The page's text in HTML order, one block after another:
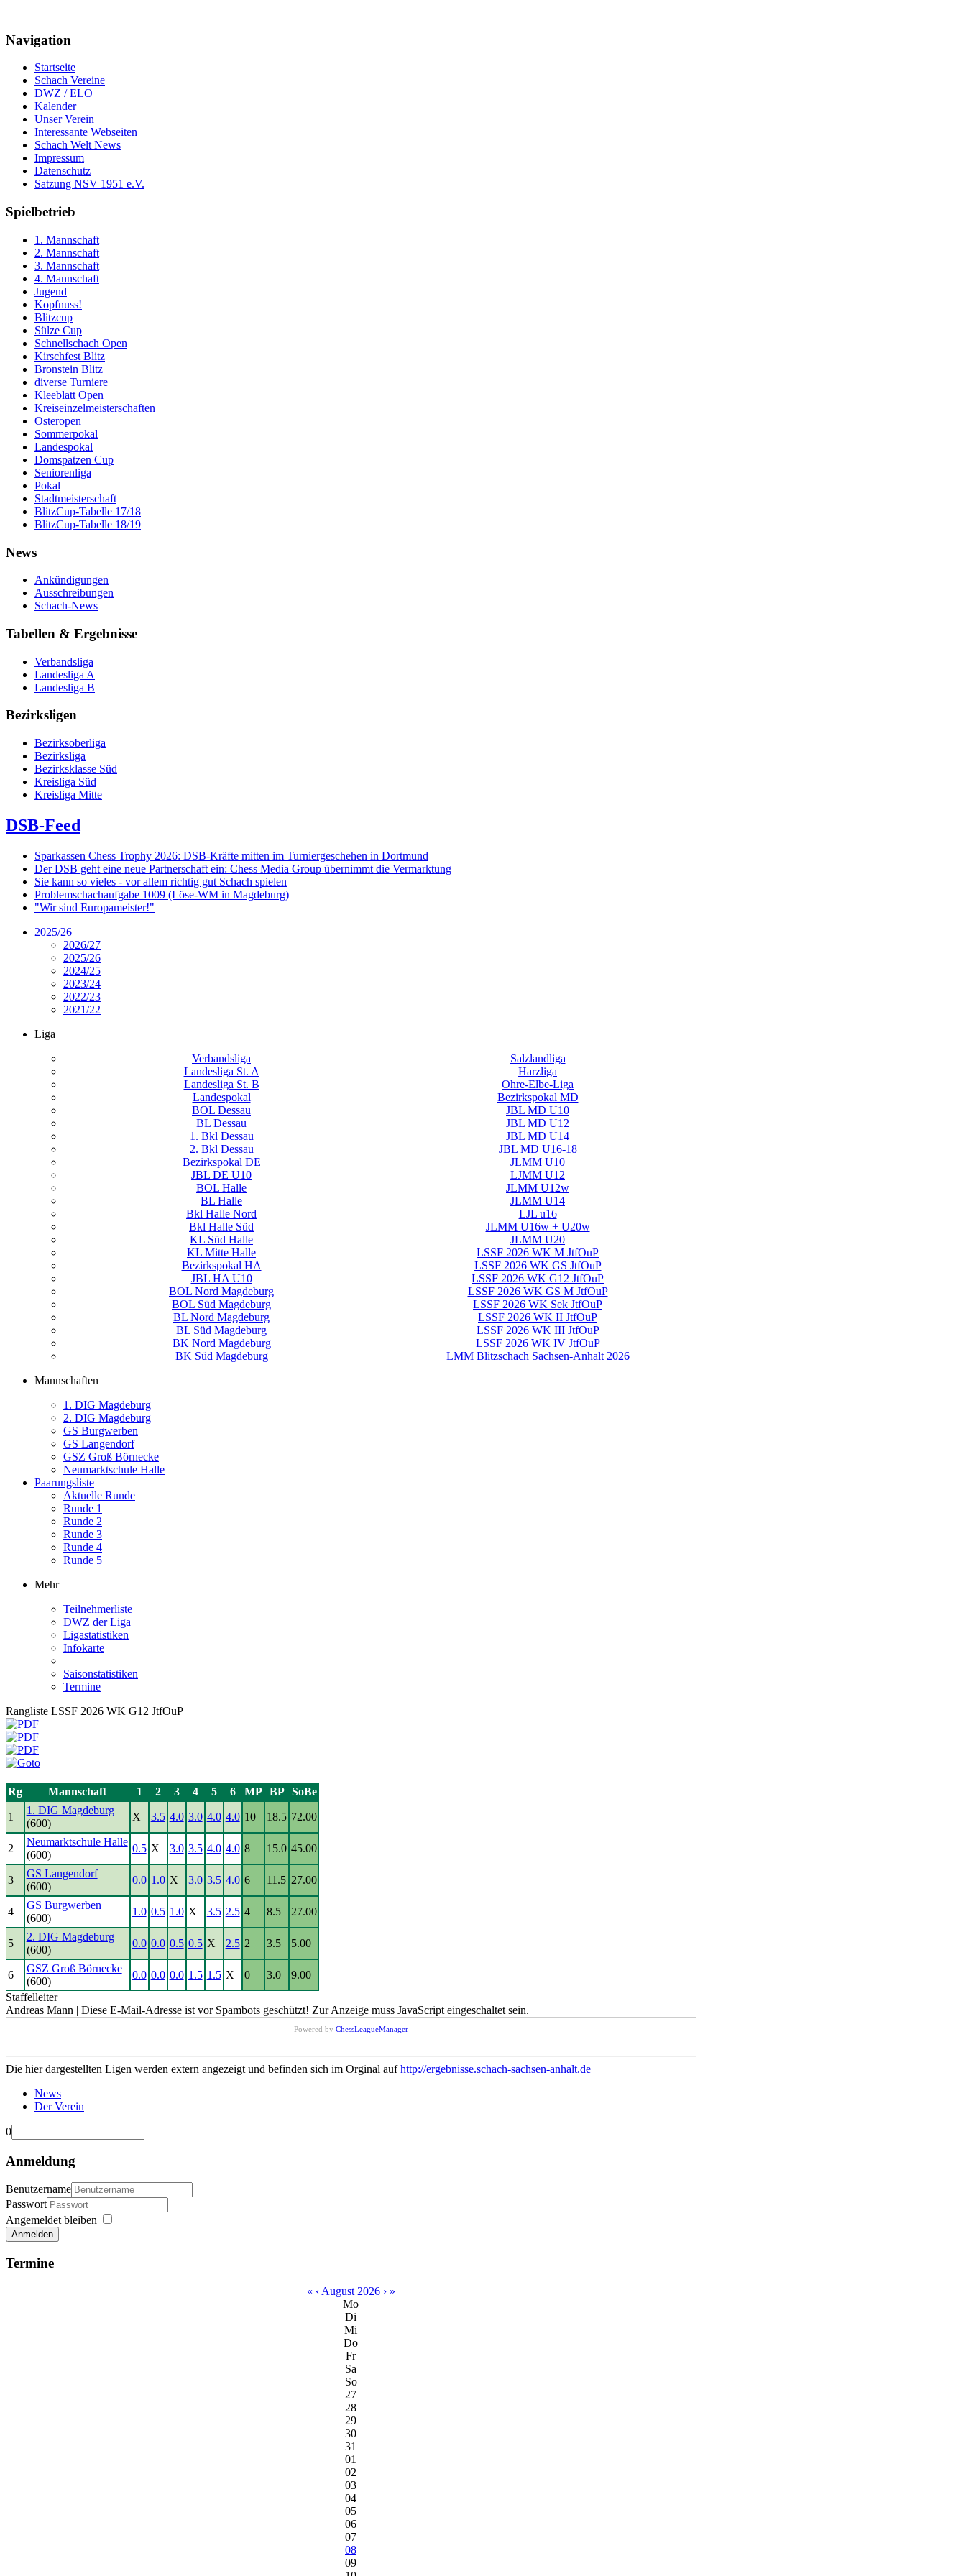
Navigation
Startseite
Schach Vereine
DWZ / ELO
Kalender
Unser Verein
Interessante Webseiten
Schach Welt News
Impressum
Datenschutz
Satzung NSV 1951 e.V.
Spielbetrieb
1. Mannschaft
2. Mannschaft
3. Mannschaft
4. Mannschaft
Jugend
Kopfnuss!
Blitzcup
Sülze Cup
Schnellschach Open
Kirschfest Blitz
Bronstein Blitz
diverse Turniere
Kleeblatt Open
Kreiseinzelmeisterschaften
Osteropen
Sommerpokal
Landespokal
Domspatzen Cup
Seniorenliga
Pokal
Stadtmeisterschaft
BlitzCup-Tabelle 17/18
BlitzCup-Tabelle 18/19
News
Ankündigungen
Ausschreibungen
Schach-News
Tabellen & Ergebnisse
Verbandsliga
Landesliga A
Landesliga B
Bezirksligen
Bezirksoberliga
Bezirksliga
Bezirksklasse Süd
Kreisliga Süd
Kreisliga Mitte
DSB-Feed
Sparkassen Chess Trophy 2026: DSB-Kräfte mitten im Turniergeschehen in Dortmund
Der DSB geht eine neue Partnerschaft ein: Chess Media Group übernimmt die Vermarktung
Sie kann so vieles - vor allem richtig gut Schach spielen
Problemschachaufgabe 1009 (Löse-WM in Magdeburg)
"Wir sind Europameister!"
2025/26
2026/27
2025/26
2024/25
2023/24
2022/23
2021/22
Liga
Verbandsliga
Salzlandliga
Landesliga St. A
Harzliga
Landesliga St. B
Ohre-Elbe-Liga
Landespokal
Bezirkspokal MD
BOL Dessau
JBL MD U10
BL Dessau
JBL MD U12
1. Bkl Dessau
JBL MD U14
2. Bkl Dessau
JBL MD U16-18
Bezirkspokal DE
JLMM U10
JBL DE U10
LJMM U12
BOL Halle
JLMM U12w
BL Halle
JLMM U14
Bkl Halle Nord
LJL u16
Bkl Halle Süd
JLMM U16w + U20w
KL Süd Halle
JLMM U20
KL Mitte Halle
LSSF 2026 WK M JtfOuP
Bezirkspokal HA
LSSF 2026 WK GS JtfOuP
JBL HA U10
LSSF 2026 WK G12 JtfOuP
BOL Nord Magdeburg
LSSF 2026 WK GS M JtfOuP
BOL Süd Magdeburg
LSSF 2026 WK Sek JtfOuP
BL Nord Magdeburg
LSSF 2026 WK II JtfOuP
BL Süd Magdeburg
LSSF 2026 WK III JtfOuP
BK Nord Magdeburg
LSSF 2026 WK IV JtfOuP
BK Süd Magdeburg
LMM Blitzschach Sachsen-Anhalt 2026
Mannschaften
1. DIG Magdeburg
2. DIG Magdeburg
GS Burgwerben
GS Langendorf
GSZ Groß Börnecke
Neumarktschule Halle
Paarungsliste
Aktuelle Runde
Runde 1
Runde 2
Runde 3
Runde 4
Runde 5
Mehr
Teilnehmerliste
DWZ der Liga
Ligastatistiken
Infokarte
Saisonstatistiken
Termine
Rangliste LSSF 2026 WK G12 JtfOuP
Rg Mannschaft 1 2 3 4 5 6 MP BP SoBe
1
1. DIG Magdeburg
(600)
X 3.5 4.0 3.0 4.0 4.0 10 18.5 72.00
2
Neumarktschule Halle
(600)
0.5 X 3.0 3.5 4.0 4.0 8 15.0 45.00
3
GS Langendorf
(600)
0.0 1.0 X 3.0 3.5 4.0 6 11.5 27.00
4
GS Burgwerben
(600)
1.0 0.5 1.0 X 3.5 2.5 4 8.5 27.00
5
2. DIG Magdeburg
(600)
0.0 0.0 0.5 0.5 X 2.5 2 3.5 5.00
6
GSZ Groß Börnecke
(600)
0.0 0.0 0.0 1.5 1.5 X 0 3.0
9.00
Staffelleiter
Andreas Mann | Diese E-Mail-Adresse ist vor Spambots geschützt! Zur Anzeige muss JavaScript eingeschaltet sein.
Powered by ChessLeagueManager
Die hier dargestellten Ligen werden extern angezeigt und befinden sich im Orginal aufhttp://ergebnisse.schach-sachsen-anhalt.de
News
Der Verein
0
Anmeldung
Benutzername
Passwort
Angemeldet bleiben
Anmelden
Termine
« ‹ August 2026 › »
Mo
Di
Mi
Do
Fr
Sa
So
27
28
29
30
31
01
02
03
04
05
06
07
08
09